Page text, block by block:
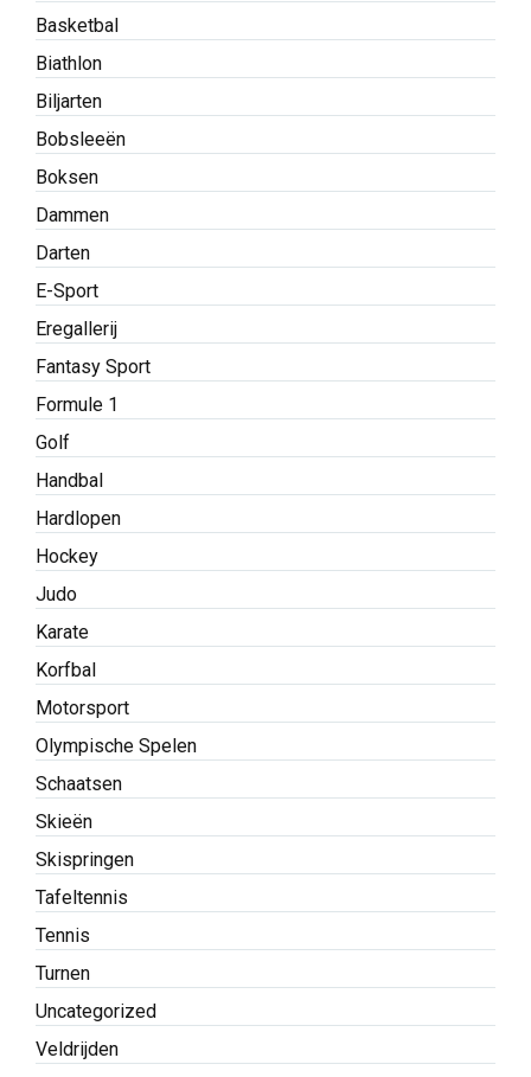
Basketbal
Biathlon
Biljarten
Bobsleeën
Boksen
Dammen
Darten
E-Sport
Eregallerij
Fantasy Sport
Formule 1
Golf
Handbal
Hardlopen
Hockey
Judo
Karate
Korfbal
Motorsport
Olympische Spelen
Schaatsen
Skieën
Skispringen
Tafeltennis
Tennis
Turnen
Uncategorized
Veldrijden